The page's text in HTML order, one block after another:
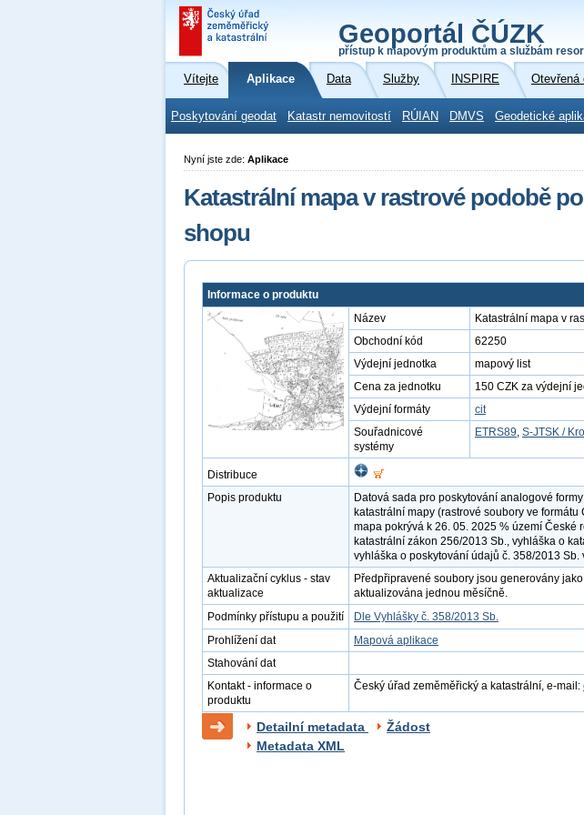
Geoportál ČÚZK
přístup k mapovým produktům a službám
Vítejte Aplikace Data Služby INSPIRE Otevřená
Poskytování geodat Katastr nemovitostí RÚIAN DMVS Geodetické
Nyní jste zde: Aplikace
Katastrální mapa v rastrové podobě
shopu
Informace o produktu
Název
Katastrální mapa v
Obchodní kód
62250
Výdejní jednotka
mapový list
Cena za jednotku
150 CZK za výdejní
Výdejní formáty
cit
Souřadnicové
systémy
ETRS89, S-JTSK /
Distribuce
Popis produktu
Datová sada pro poskytování analogové
katastrální mapy (rastrové soubory ve
mapa pokrývá k 26. 05. 2025 % území České
katastrální zákon 256/2013 Sb., vyhláška o
vyhláška o poskytování údajů č. 358/2013 Sb.
Aktualizační cyklus - stav
aktualizace
Předpřipravené soubory jsou generovány
aktualizována jednou měsíčně.
Podmínky přístupu a použití
Dle Vyhlášky č. 358/2013 Sb.
Prohlížení dat
Mapová aplikace
Stahování dat
Kontakt - informace o
produktu
Český úřad zeměměřický a katastrální, e-mail:
Detailní metadata
Žádost
Metadata XML